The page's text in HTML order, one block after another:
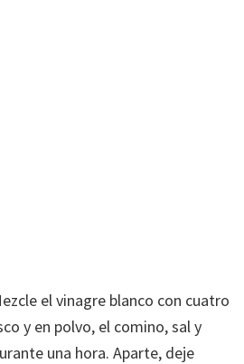
el vinagre blanco con cuatro
y en polvo, el comino, sal y
una hora. Aparte, deje